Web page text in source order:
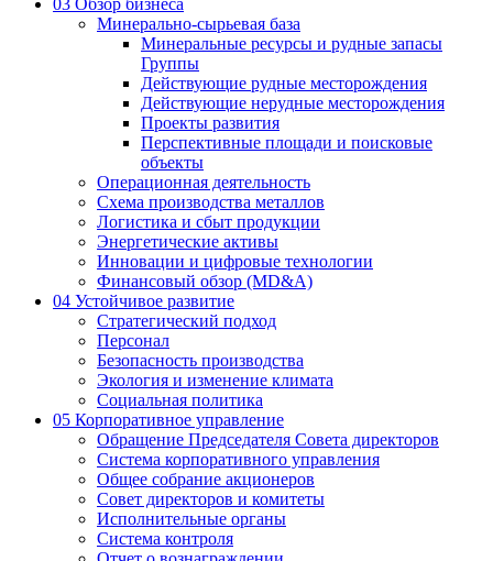
Минерально-сырьевая база
Минеральные ресурсы и рудные запасы
Группы
Действующие рудные месторождения
Действующие нерудные месторождения
Проекты развития
Перспективные площади и поисковые
объекты
Операционная деятельность
Схема производства металлов
Логистика и сбыт продукции
Энергетические активы
Инновации и цифровые технологии
Финансовый обзор (MD&A)
04 Устойчивое развитие
Стратегический подход
Персонал
Безопасность производства
Экология и изменение климата
Социальная политика
05 Корпоративное управление
Обращение Председателя Совета директоров
Система корпоративного управления
Общее собрание акционеров
Совет директоров и комитеты
Исполнительные органы
Система контроля